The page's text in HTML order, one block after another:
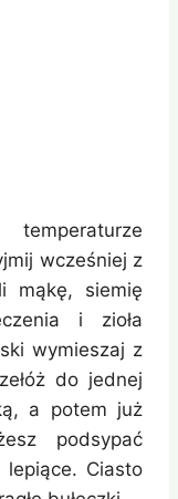
wcześniej z
mąkę, siemię
i zioła
wymieszaj z
do jednej
a potem już
podsypać
Ciasto